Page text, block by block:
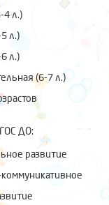
4 л.)
л.)
л.)
(6-7 л.)
ДО:
развитие